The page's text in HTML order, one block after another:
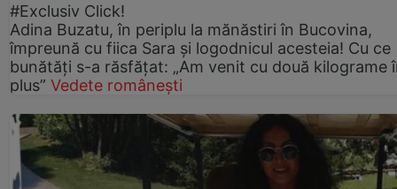
#Exclusiv Click!
Adina Buzatu, în periplu la mănăstiri în Bucovina,
împreună cu fiica Sara și logodnicul acesteia! Cu ce
bunătăți s-a răsfățat: „Am venit cu două kilograme
plus” Vedete românești